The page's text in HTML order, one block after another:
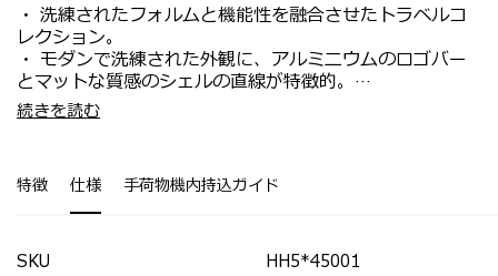
・ 洗練されたフォルムと機能性を融合させたトラベルコ
レクション。
・ モダンで洗練された外観に、アルミニウムのロゴバー
とマットな質感のシェルの直線が特徴的。
・ Aero-Trac™ II サスペンションホイールがノイズや振
動を低減し、快適な操作性を実現。
ーを装備。
・ フロントには旅の合間にちょっとした荷物が掛けられ
・ 荷物を整理するのに便利なパッキングキューブが付
・機内持ち込み対応サイズ。
・新幹線・電車等で移動する国内旅行や短期の出張におす
ートにまとまる仕様。
※スピナー55にはエキスパンダブル(拡張)機能はございま
続きを読む
特徴 仕様 手荷物機内持込ガイド
SKU HH5*45001